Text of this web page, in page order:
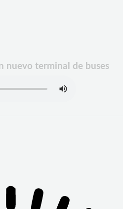
nuevo terminal de buses